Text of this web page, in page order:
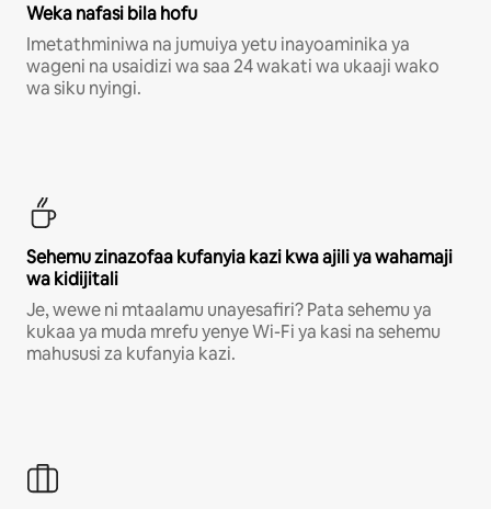
Weka nafasi bila hofu
Imetathminiwa na jumuiya yetu inayoaminika ya
wageni na usaidizi wa saa 24 wakati wa ukaaji wako
wa siku nyingi.
Sehemu zinazofaa kufanyia kazi kwa ajili ya wahamaji
wa kidijitali
Je, wewe ni mtaalamu unayesafiri? Pata sehemu ya
kukaa ya muda mrefu yenye Wi-Fi ya kasi na sehemu
mahususi za kufanyia kazi.